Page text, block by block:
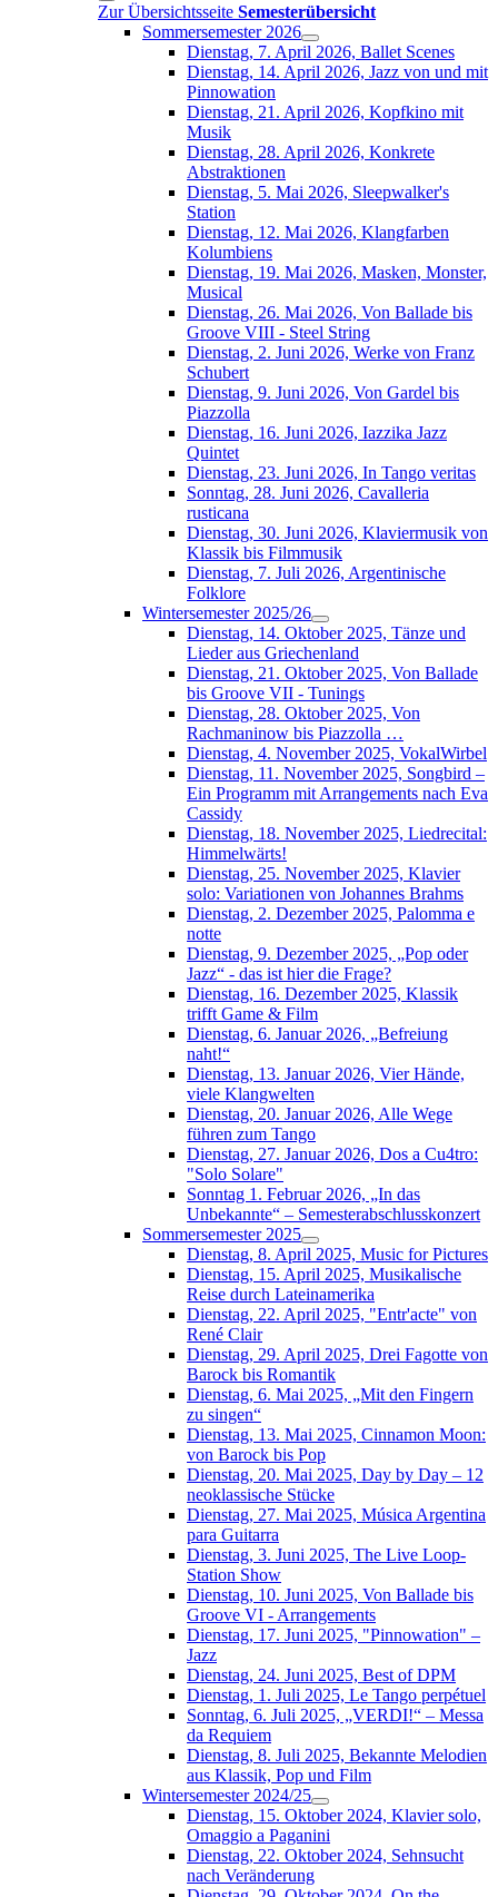
Zur Übersichtsseite Semesterübersicht
Sommersemester 2026
Dienstag, 7. April 2026, Ballet Scenes
Dienstag, 14. April 2026, Jazz von und mit
Pinnowation
Dienstag, 21. April 2026, Kopfkino mit
Musik
Dienstag, 28. April 2026, Konkrete
Abstraktionen
Dienstag, 5. Mai 2026, Sleepwalker's
Station
Dienstag, 12. Mai 2026, Klangfarben
Kolumbiens
Dienstag, 19. Mai 2026, Masken, Monster,
Musical
Dienstag, 26. Mai 2026, Von Ballade bis
Groove VIII - Steel String
Dienstag, 2. Juni 2026, Werke von Franz
Schubert
Dienstag, 9. Juni 2026, Von Gardel bis
Piazzolla
Dienstag, 16. Juni 2026, Iazzika Jazz
Quintet
Dienstag, 23. Juni 2026, In Tango veritas
Sonntag, 28. Juni 2026, Cavalleria
rusticana
Dienstag, 30. Juni 2026, Klaviermusik von
Klassik bis Filmmusik
Dienstag, 7. Juli 2026, Argentinische
Folklore
Wintersemester 2025/26
Dienstag, 14. Oktober 2025, Tänze und
Lieder aus Griechenland
Dienstag, 21. Oktober 2025, Von Ballade
bis Groove VII - Tunings
Dienstag, 28. Oktober 2025, Von
Rachmaninow bis Piazzolla …
Dienstag, 4. November 2025, VokalWirbel
Dienstag, 11. November 2025, Songbird –
Ein Programm mit Arrangements nach Eva
Cassidy
Dienstag, 18. November 2025, Liedrecital:
Himmelwärts!
Dienstag, 25. November 2025, Klavier
solo: Variationen von Johannes Brahms
Dienstag, 2. Dezember 2025, Palomma e
notte
Dienstag, 9. Dezember 2025, „Pop oder
Jazz“ - das ist hier die Frage?
Dienstag, 16. Dezember 2025, Klassik
trifft Game & Film
Dienstag, 6. Januar 2026, „Befreiung
naht!“
Dienstag, 13. Januar 2026, Vier Hände,
viele Klangwelten
Dienstag, 20. Januar 2026, Alle Wege
führen zum Tango
Dienstag, 27. Januar 2026, Dos a Cu4tro:
"Solo Solare"
Sonntag 1. Februar 2026, „In das
Unbekannte“ – Semesterabschlusskonzert
Sommersemester 2025
Dienstag, 8. April 2025, Music for Pictures
Dienstag, 15. April 2025, Musikalische
Reise durch Lateinamerika
Dienstag, 22. April 2025, "Entr'acte" von
René Clair
Dienstag, 29. April 2025, Drei Fagotte von
Barock bis Romantik
Dienstag, 6. Mai 2025, „Mit den Fingern
zu singen“
Dienstag, 13. Mai 2025, Cinnamon Moon:
von Barock bis Pop
Dienstag, 20. Mai 2025, Day by Day – 12
neoklassische Stücke
Dienstag, 27. Mai 2025, Música Argentina
para Guitarra
Dienstag, 3. Juni 2025, The Live Loop-
Station Show
Dienstag, 10. Juni 2025, Von Ballade bis
Groove VI - Arrangements
Dienstag, 17. Juni 2025, "Pinnowation" –
Jazz
Dienstag, 24. Juni 2025, Best of DPM
Dienstag, 1. Juli 2025, Le Tango perpétuel
Sonntag, 6. Juli 2025, „VERDI!“ – Messa
da Requiem
Dienstag, 8. Juli 2025, Bekannte Melodien
aus Klassik, Pop und Film
Wintersemester 2024/25
Dienstag, 15. Oktober 2024, Klavier solo,
Omaggio a Paganini
Dienstag, 22. Oktober 2024, Sehnsucht
nach Veränderung